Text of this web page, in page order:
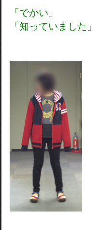
「でかい」
「知っていました」